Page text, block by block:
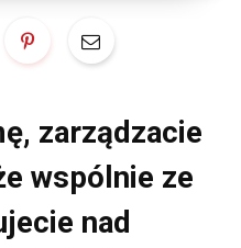
zarządzacie
wspólnie ze
nad